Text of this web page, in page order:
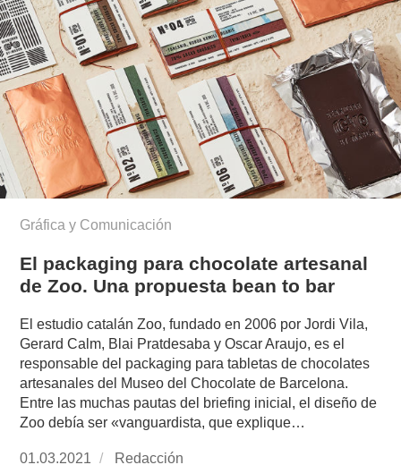
Gráfica y Comunicación
El packaging para chocolate artesanal
de Zoo. Una propuesta bean to bar
El estudio catalán Zoo, fundado en 2006 por Jordi Vila,
Gerard Calm, Blai Pratdesaba y Oscar Araujo, es el
responsable del packaging para tabletas de chocolates
artesanales del Museo del Chocolate de Barcelona.
Entre las muchas pautas del briefing inicial, el diseño de
Zoo debía ser «vanguardista, que explique…
Publicado
01.03.2021 https://www.experimenta.es/author/redaccion/
Redacción